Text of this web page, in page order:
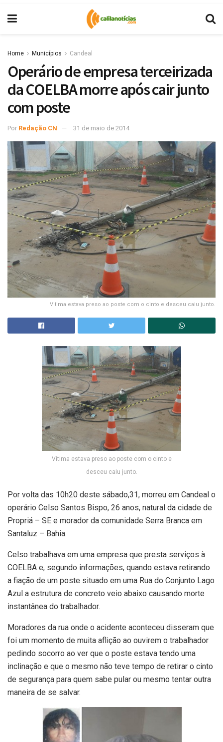
Home Municípios Candeal
Operário de empresa terceirizada
da COELBA morre após cair junto
com poste
Por Redação CN 31 de maio de 2014
Vitima estava preso ao poste com o cinto e desceu caiu junto.
Vitima estava preso ao poste com o cinto e
desceu caiu junto.
Por volta das 10h20 deste sábado,31, morreu em Candeal o
operário Celso Santos Bispo, 26 anos, natural da cidade de
Propriá – SE e morador da comunidade Serra Branca em
Santaluz – Bahia.
Celso trabalhava em uma empresa que presta serviços à
COELBA e, segundo informações, quando estava retirando
a fiação de um poste situado em uma Rua do Conjunto Lago
Azul a estrutura de concreto veio abaixo causando morte
instantânea do trabalhador.
Moradores da rua onde o acidente aconteceu disseram que
foi um momento de muita aflição ao ouvirem o trabalhador
pedindo socorro ao ver que o poste estava tendo uma
inclinação e que o mesmo não teve tempo de retirar o cinto
de segurança para quem sabe pular ou mesmo tentar outra
maneira de se salvar.